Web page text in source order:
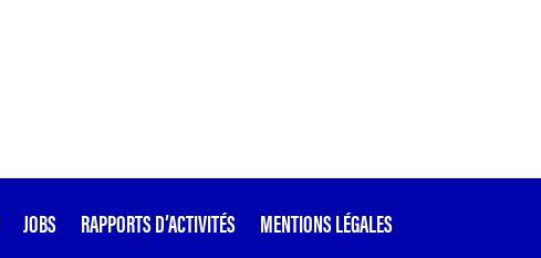
JOBS RAPPORTS D’ACTIVITÉS MENTIONS LÉGALES